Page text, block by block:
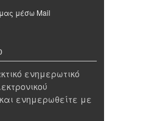
μέσω Mail
ενημερωτικό
ενημερωθείτε με